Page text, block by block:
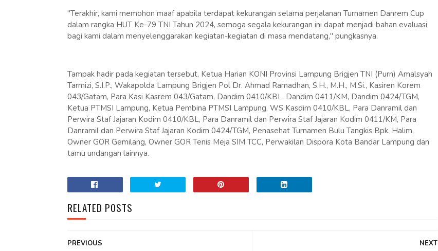
"Terakhir, kami memohon maaf apabila terdapat kekurangan selama perjalanan Turnamen Danrem Cup
dalam rangka HUT Ke-79 TNI Tahun 2024, semoga segala kekurangan ini dapat menjadi bahan evaluasi
bagi kami dalam menyelenggarakan kegiatan-kegiatan di masa mendatang," pungkasnya.
Tampak hadir pada kegiatan tersebut, Ketua Harian KONI Provinsi Lampung Brigjen TNI (Purn) Amalsyah
Tarmizi, S.I.P., Wakapolda Lampung Brigjen Pol Dr. Ahmad Ramadhan, S.H., M.H., M.Si., Kasiren Korem
043/Gatam, Para Kasi Kasrem 043/Gatam, Dandim 0410/KBL, Dandim 0411/KM, Dandim 0424/TGM,
Ketua PTMSI Lampung, Ketua Pembina PTMSI Lampung, WS Kasdim 0410/KBL, Para Danramil dan
Perwira Staf Jajaran Kodim 0410/KBL, Para Danramil dan Perwira Staf Jajaran Kodim 0411/KM, Para
Danramil dan Perwira Staf Jajaran Kodim 0424/TGM, Penasehat Turnamen Bulu Tangkis Bpk. Halim,
Owner GOR Gemilang, Owner GOR Tenis Meja SIM TCC, Perwakilan Dispora Kota Bandar Lampung dan
tamu undangan lainnya.
RELATED POSTS
NEXT
PREVIOUS